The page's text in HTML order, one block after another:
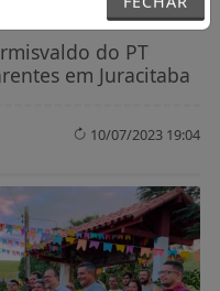
FECHAR
do PT
em Juracitaba
10/07/2023 19:04